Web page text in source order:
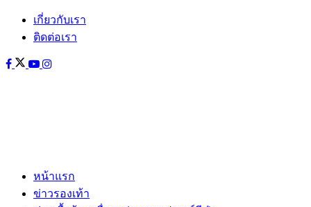
เกี่ยวกับเรา
ติดต่อเรา
หน้าแรก
ข่าวรองเท้า